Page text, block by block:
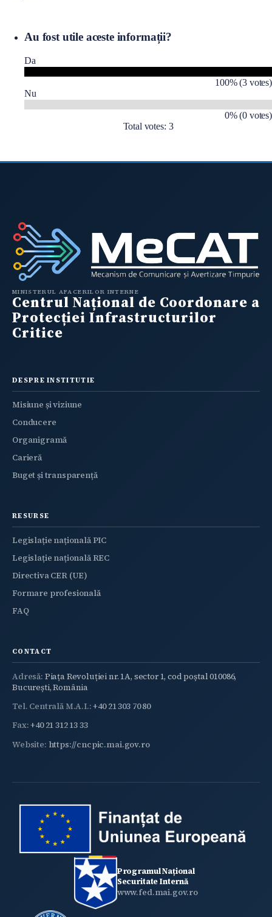
Au fost utile aceste informații?
Da
100% (3 votes)
Nu
0% (0 votes)
Total votes: 3
MINISTERUL AFACERILOR INTERNE
Centrul Național de Coordonare a
Protecției Infrastructurilor
Critice
DESPRE INSTITUTIE
Misiune și viziune
Conducere
Organigramă
Carieră
Buget și transparență
RESURSE
Legislație națională PIC
Legislație națională REC
Directiva CER (UE)
Formare profesională
FAQ
CONTACT
Adresă: Piața Revoluției nr. 1A, sector 1, cod poștal 010086,
București, România
Tel. Centrală M.A.I.:+40 21 303 70 80
Fax:+40 21 312 13 33
Website: https://cncpic.mai.gov.ro
Programul Național
Securitate Internă
www.fed.mai.gov.ro